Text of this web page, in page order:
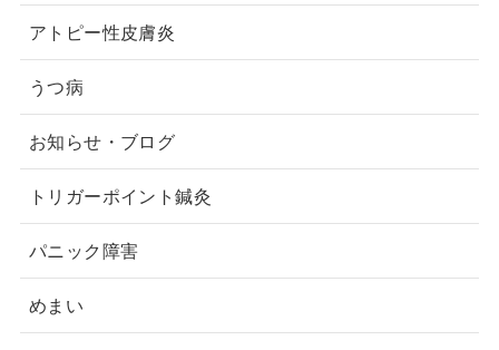
アトピー性皮膚炎
うつ病
お知らせ・ブログ
トリガーポイント鍼灸
パニック障害
めまい